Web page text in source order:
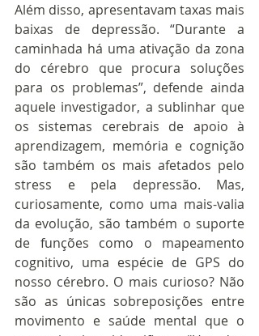
Além disso, apresentavam taxas mais
baixas de depressão. “Durante a
caminhada há uma ativação da zona
do cérebro que procura soluções
para os problemas”, defende ainda
aquele investigador, a sublinhar que
os sistemas cerebrais de apoio à
aprendizagem, memória e cognição
são também os mais afetados pelo
stress e pela depressão. Mas,
curiosamente, como uma mais-valia
da evolução, são também o suporte
de funções como o mapeamento
cognitivo, uma espécie de GPS do
nosso cérebro. O mais curioso? Não
são as únicas sobreposições entre
movimento e saúde mental que o